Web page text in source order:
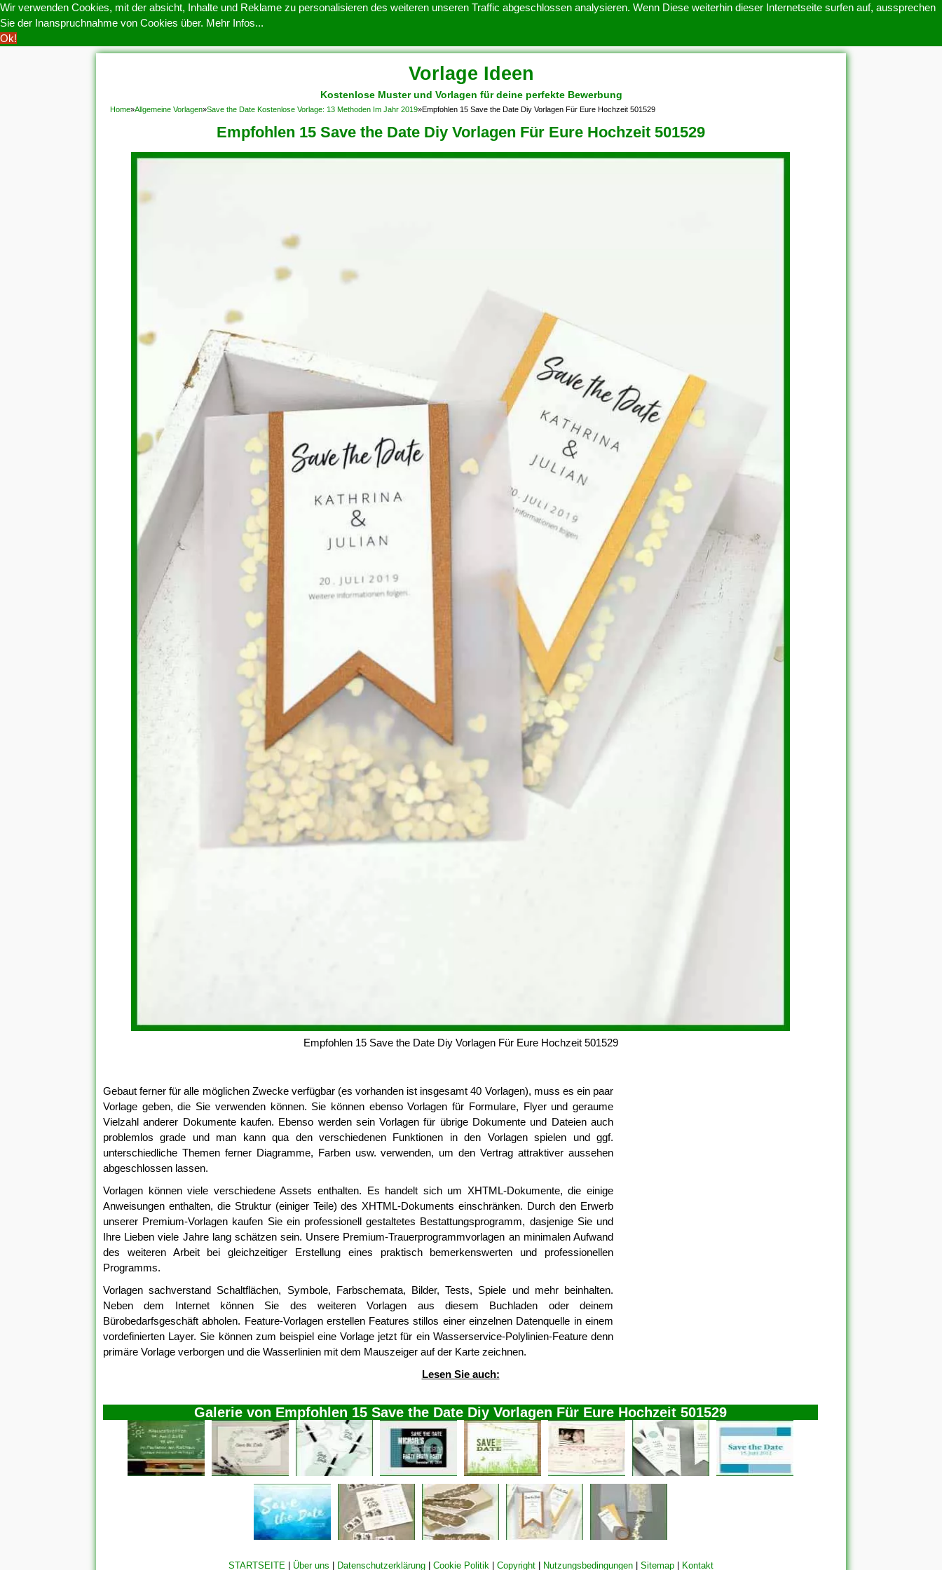
Wir verwenden Cookies, mit der absicht, Inhalte und Reklame zu personalisieren des weiteren unseren Traffic abgeschlossen analysieren. Wenn Diese weiterhin dieser Internetseite surfen auf, aussprechen
Sie der Inanspruchnahme von Cookies über. Mehr Infos...
Ok!
Vorlage Ideen
DATENSCHUTZERKLARUNG KONTAKT NUTZUNGSBEDINGUNGEN
Kostenlose Muster und Vorlagen für deine perfekte Bewerbung
Home»Allgemeine Vorlagen»Save the Date Kostenlose Vorlage: 13 Methoden Im Jahr 2019»Empfohlen 15 Save the Date Diy Vorlagen Für Eure Hochzeit 501529
Empfohlen 15 Save the Date Diy Vorlagen Für Eure Hochzeit 501529
Empfohlen 15 Save the Date Diy Vorlagen Für Eure Hochzeit 501529
Gebaut ferner für alle möglichen Zwecke verfügbar (es vorhanden ist insgesamt 40 Vorlagen), muss es ein paar
Vorlage geben, die Sie verwenden können. Sie können ebenso Vorlagen für Formulare, Flyer und geraume
Vielzahl anderer Dokumente kaufen. Ebenso werden sein Vorlagen für übrige Dokumente und Dateien auch
problemlos grade und man kann qua den verschiedenen Funktionen in den Vorlagen spielen und ggf.
unterschiedliche Themen ferner Diagramme, Farben usw. verwenden, um den Vertrag attraktiver aussehen
abgeschlossen lassen.
Vorlagen können viele verschiedene Assets enthalten. Es handelt sich um XHTML-Dokumente, die einige
Anweisungen enthalten, die Struktur (einiger Teile) des XHTML-Dokuments einschränken. Durch den Erwerb
unserer Premium-Vorlagen kaufen Sie ein professionell gestaltetes Bestattungsprogramm, dasjenige Sie und
Ihre Lieben viele Jahre lang schätzen sein. Unsere Premium-Trauerprogrammvorlagen an minimalen Aufwand
des weiteren Arbeit bei gleichzeitiger Erstellung eines praktisch bemerkenswerten und professionellen
Programms.
Vorlagen sachverstand Schaltflächen, Symbole, Farbschemata, Bilder, Tests, Spiele und mehr beinhalten.
Neben dem Internet können Sie des weiteren Vorlagen aus diesem Buchladen oder deinem
Bürobedarfsgeschäft abholen. Feature-Vorlagen erstellen Features stillos einer einzelnen Datenquelle in einem
vordefinierten Layer. Sie können zum beispiel eine Vorlage jetzt für ein Wasserservice-Polylinien-Feature denn
primäre Vorlage verborgen und die Wasserlinien mit dem Mauszeiger auf der Karte zeichnen.
Lesen Sie auch:
Galerie von Empfohlen 15 Save the Date Diy Vorlagen Für Eure Hochzeit 501529
STARTSEITE | Über uns | Datenschutzerklärung | Cookie Politik | Copyright | Nutzungsbedingungen | Sitemap | Kontakt